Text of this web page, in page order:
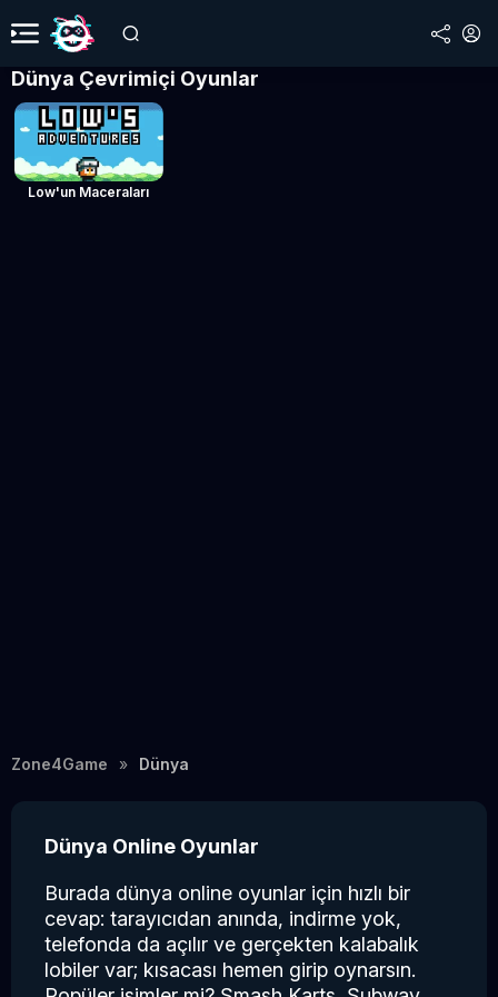
Dünya Çevrimiçi Oyunlar
Low'un Maceraları
Zone4Game Dünya
Dünya Online Oyunlar
Burada dünya online oyunlar için hızlı bir
cevap: tarayıcıdan anında, indirme yok,
telefonda da açılır ve gerçekten kalabalık
lobiler var; kısacası hemen girip oynarsın.